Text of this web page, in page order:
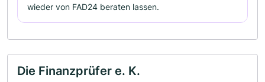
wieder von FAD24 beraten lassen.
Die Finanzprüfer e. K.